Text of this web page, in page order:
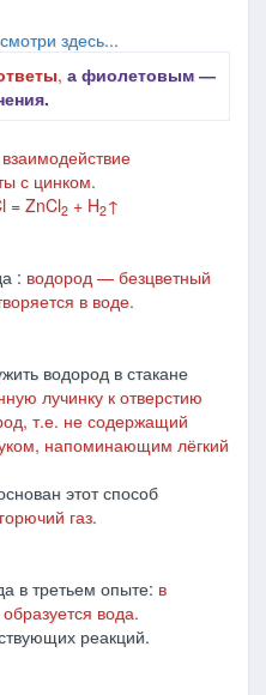
здесь...
, а фиолетовым ―
взаимодействие
с цинком.
= ZnCl2 + H2↑
: водород — безцветный
в воде.
водород в стакане
лучинку к отверстию
т.е. не содержащий
напоминающим лёгкий
этот способ
газ.
в третьем опыте: в
вода.
реакций.